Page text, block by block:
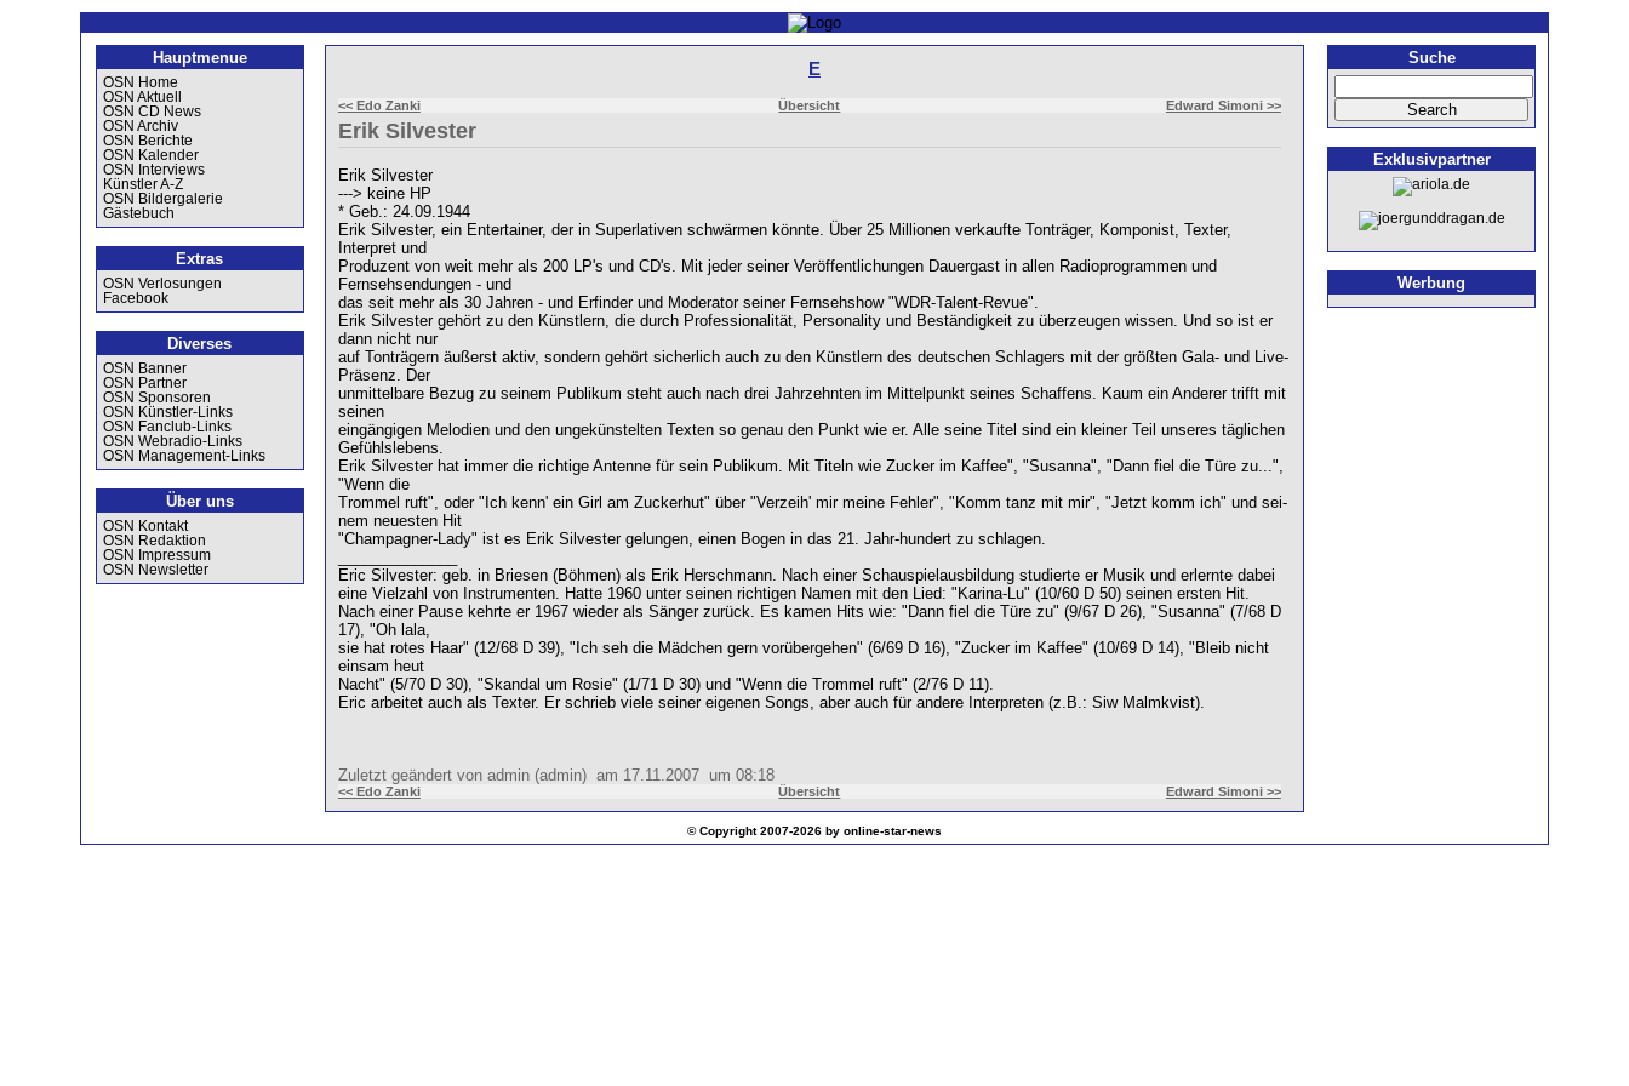
Hauptmenue
OSN Home
OSN Aktuell
OSN CD News
OSN Archiv
OSN Berichte
OSN Kalender
OSN Interviews
Künstler A-Z
OSN Bildergalerie
Gästebuch
Extras
OSN Verlosungen
Facebook
Diverses
OSN Banner
OSN Partner
OSN Sponsoren
OSN Künstler-Links
OSN Fanclub-Links
OSN Webradio-Links
OSN Management-Links
Über uns
OSN Kontakt
OSN Redaktion
OSN Impressum
OSN Newsletter
Suche
Exklusivpartner
Werbung
E
<< Edo Zanki Übersicht Edward Simoni >>
Erik Silvester
Erik Silvester
---> keine HP
* Geb.: 24.09.1944
Erik Silvester, ein Entertainer, der in Superlativen schwärmen könnte. Über 25 Millionen verkaufte Tonträger, Komponist, Texter,
Interpret und
Produzent von weit mehr als 200 LP's und CD's. Mit jeder seiner Veröffentlichungen Dauergast in allen Radioprogrammen und
Fernsehsendungen - und
das seit mehr als 30 Jahren - und Erfinder und Moderator seiner Fernsehshow "WDR-Talent-Revue".
Erik Silvester gehört zu den Künstlern, die durch Professionalität, Personality und Beständigkeit zu überzeugen wissen. Und so ist er
dann nicht nur
auf Tonträgern äußerst aktiv, sondern gehört sicherlich auch zu den Künstlern des deutschen Schlagers mit der größten Gala- und Live-
Präsenz. Der
unmittelbare Bezug zu seinem Publikum steht auch nach drei Jahrzehnten im Mittelpunkt seines Schaffens. Kaum ein Anderer trifft mit
seinen
eingängigen Melodien und den ungekünstelten Texten so genau den Punkt wie er. Alle seine Titel sind ein kleiner Teil unseres täglichen
Gefühlslebens.
Erik Silvester hat immer die richtige Antenne für sein Publikum. Mit Titeln wie Zucker im Kaffee", "Susanna", "Dann fiel die Türe zu...",
"Wenn die
Trommel ruft", oder "Ich kenn' ein Girl am Zuckerhut" über "Verzeih' mir meine Fehler", "Komm tanz mit mir", "Jetzt komm ich" und sei-
nem neuesten Hit
"Champagner-Lady" ist es Erik Silvester gelungen, einen Bogen in das 21. Jahr-hundert zu schlagen.
Eric Silvester: geb. in Briesen (Böhmen) als Erik Herschmann. Nach einer Schauspielausbildung studierte er Musik und erlernte dabei
eine Vielzahl von Instrumenten. Hatte 1960 unter seinen richtigen Namen mit den Lied: "Karina-Lu" (10/60 D 50) seinen ersten Hit.
Nach einer Pause kehrte er 1967 wieder als Sänger zurück. Es kamen Hits wie: "Dann fiel die Türe zu" (9/67 D 26), "Susanna" (7/68 D
17), "Oh lala,
sie hat rotes Haar" (12/68 D 39), "Ich seh die Mädchen gern vorübergehen" (6/69 D 16), "Zucker im Kaffee" (10/69 D 14), "Bleib nicht
einsam heut
Nacht" (5/70 D 30), "Skandal um Rosie" (1/71 D 30) und "Wenn die Trommel ruft" (2/76 D 11).
Eric arbeitet auch als Texter. Er schrieb viele seiner eigenen Songs, aber auch für andere Interpreten (z.B.: Siw Malmkvist).
Zuletzt geändert von admin (admin) am 17.11.2007 um 08:18
<< Edo Zanki Übersicht Edward Simoni >>
© Copyright 2007-2026 by online-star-news